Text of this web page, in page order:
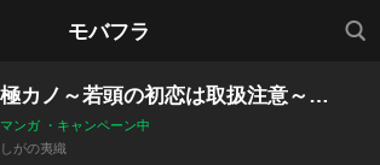
モバフラ
検索
極カノ～若頭の初恋は取扱注意～【マイクロ】
マンガ ・キャンペーン中
しがの夷織